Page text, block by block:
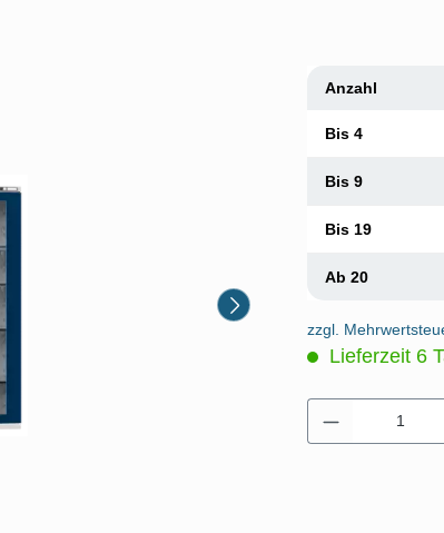
Anzahl
Bis 4
Bis 9
Bis 19
Ab 20
zzgl.
Lieferzeit 6
Produkt